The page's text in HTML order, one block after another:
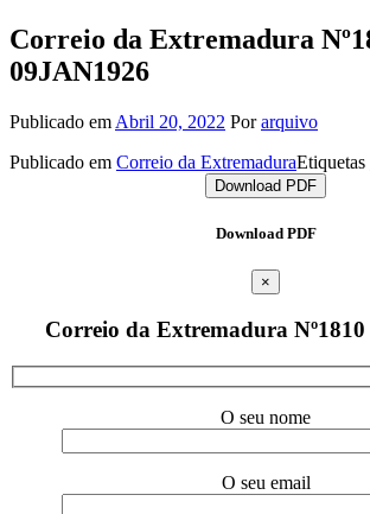
Correio da Extremadura
09JAN1926
Publicado em Abril 20, 2022 Porarquivo
Publicado em Correio da ExtremaduraEtiquetas
Download PDF
Download PDF
×
Correio da Extremadura
O seu nome
O seu email